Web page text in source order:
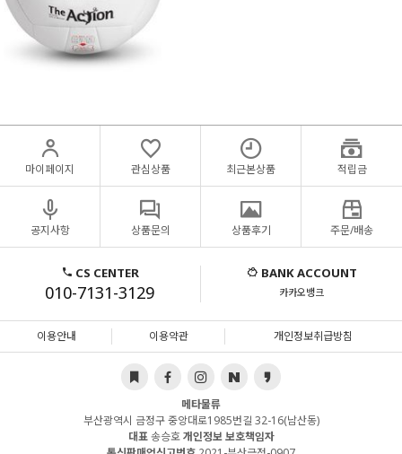
마이페이지 관심상품 최근본상품 적립금
공지사항 상품문의 상품후기 주문/배송
CS CENTER
010-7131-3129
BANK ACCOUNT
카카오뱅크
이용안내 이용약관 개인정보취급방침
메타물류
부산광역시 금정구 중앙대로1985번길 32-16(남산동)
대표송승호개인정보 보호책임자